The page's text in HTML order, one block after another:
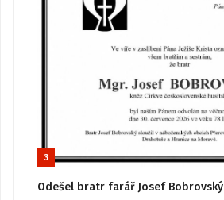
3
Odešel bratr farář Josef Bobrovský